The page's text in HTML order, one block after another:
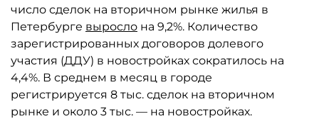
число сделок на вторичном рынке жилья в
Петербурге выросло на 9,2%. Количество
зарегистрированных договоров долевого
участия (ДДУ) в новостройках сократилось на
4,4%. В среднем в месяц в городе
регистрируется 8 тыс. сделок на вторичном
рынке и около 3 тыс. — на новостройках.